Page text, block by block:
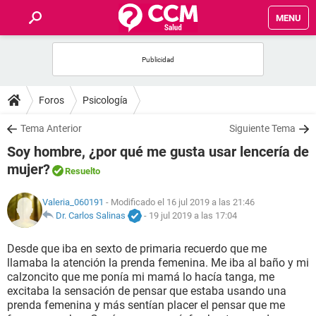
MENU
FOROS
SALUD
FAMILIA
NUTRICIÓN
SEXUALIDAD
GLOSARIO
Foros Psicología
Tema Anterior Siguiente Tema
Soy hombre, ¿por qué me gusta usar lencería de
mujer?
Resuelto
Valeria_060191 - Modificado el 16 jul 2019 a las 21:46
Dr. Carlos Salinas
- 19 jul 2019 a las 17:04
Desde que iba en sexto de primaria recuerdo que me
llamaba la atención la prenda femenina. Me iba al baño y mi
calzoncito que me ponía mi mamá lo hacía tanga, me
excitaba la sensación de pensar que estaba usando una
prenda femenina y más sentían placer el pensar que me